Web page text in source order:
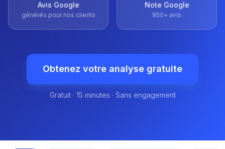
Avis Google
générés pour nos clients
Note Google
950+ avis
Obtenez votre analyse gratuite
Gratuit · 15 minutes · Sans engagement